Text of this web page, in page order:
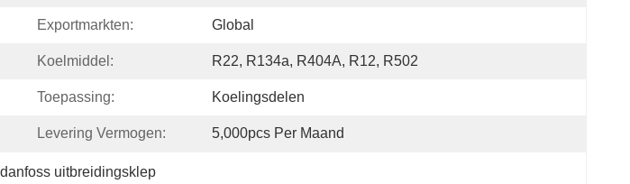
Exportmarkten: Global
Koelmiddel: R22, R134a, R404A, R12, R502
Toepassing: Koelingsdelen
Levering Vermogen: 5,000pcs Per Maand
danfoss uitbreidingsklep